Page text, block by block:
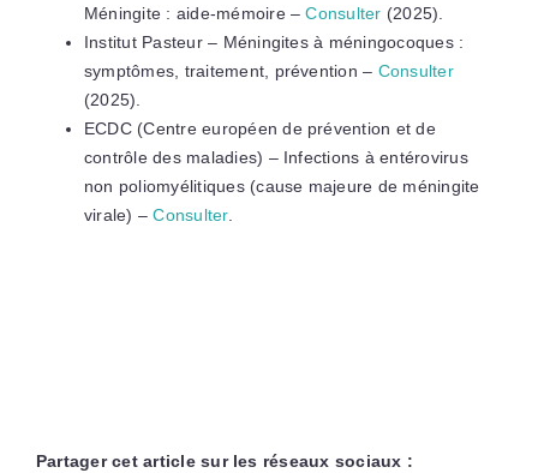
Méningite : aide-mémoire –Consulter (2025).
Institut Pasteur – Méningites à méningocoques :
symptômes, traitement, prévention – Consulter
(2025).
ECDC (Centre européen de prévention et de
contrôle des maladies) – Infections à entérovirus
non poliomyélitiques (cause majeure de méningite
virale) –Consulter.
Partager cet article sur les réseaux sociaux :